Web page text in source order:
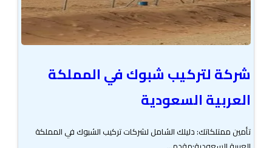
شركة لتركيب شبوك في المملكة
العربية السعودية
تأمين ممتلكاتك: دليلك الشامل لشركات تركيب الشبوك في المملكة